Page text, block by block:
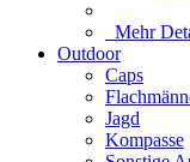
Mehr
Outdoor
Caps
Jagd
Kompasse